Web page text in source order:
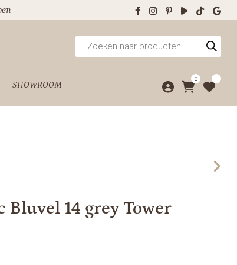
Producten
zoeken
SHOWROOM
0
14 grey Tower